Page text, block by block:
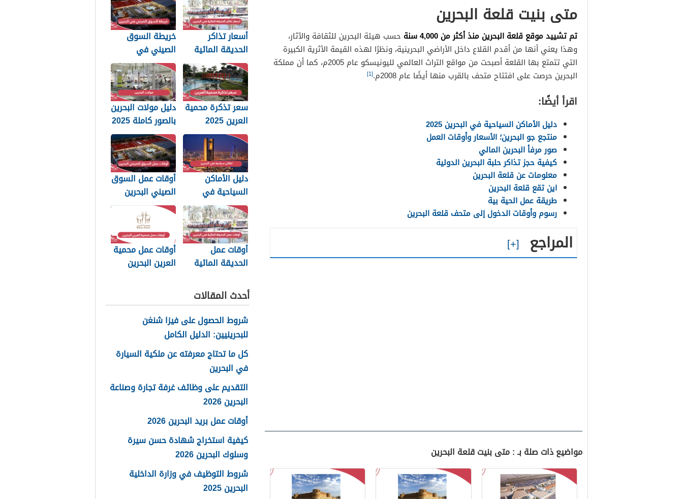
متى بنيت قلعة البحرين
تم تشييد موقع قلعة البحرين منذ أكثر من 4,000 سنة
حسب هيئة البحرين للثقافة والآثار،
وهذا يعني أنها من أقدم القلاع داخل الأراضي البحرينية، ونظرًا لهذه القيمة الأثرية الكبيرة
التي تتمتع بها القلعة أصبحت من مواقع التراث العالمي لليونيسكو عام 2005م، كما أن مملكة
البحرين حرصت على افتتاح متحف بالقرب منها أيضًا عام 2008م.
[1]
اقرأ أيضًا:
دليل الأماكن السياحية في البحرين 2025
منتجع جو البحرين؛ الأسعار وأوقات العمل
صور مرفأ البحرين المالي
كيفية حجز تذاكر حلبة البحرين الدولية
معلومات عن قلعة البحرين
اين تقع قلعة البحرين
طريقة عمل الحية بية
رسوم وأوقات الدخول إلى متحف قلعة البحرين
المراجع
مواضيع ذات صلة بـ : متى بنيت قلعة البحرين
أسعار تذاكر
الحديقة المائية
في البحرين 2025
خريطة السوق
الصيني في
البحرين 2025
سعر تذكرة محمية
العرين 2025
دليل مولات البحرين
بالصور كاملة 2025
دليل الأماكن
السياحية في
البحرين 2025
أوقات عمل السوق
الصيني البحرين
مدينة التنين 2025
أوقات عمل
الحديقة المائية
أوقات عمل محمية
العرين البحرين
أحدث المقالات
شروط الحصول على فيزا شنغن
للبحرينيين: الدليل الكامل
كل ما تحتاج معرفته عن ملكية السيارة
في البحرين
التقديم على وظائف غرفة تجارة وصناعة
البحرين 2026
أوقات عمل بريد البحرين 2026
كيفية استخراج شهادة حسن سيرة
وسلوك البحرين 2026
شروط التوظيف في وزارة الداخلية
البحرين 2025